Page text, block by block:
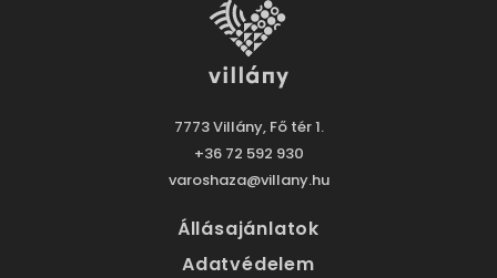
7773 Villány, Fő tér 1.
+36 72 592 930
varoshaza@villany.hu
Állásajánlatok
Adatvédelem